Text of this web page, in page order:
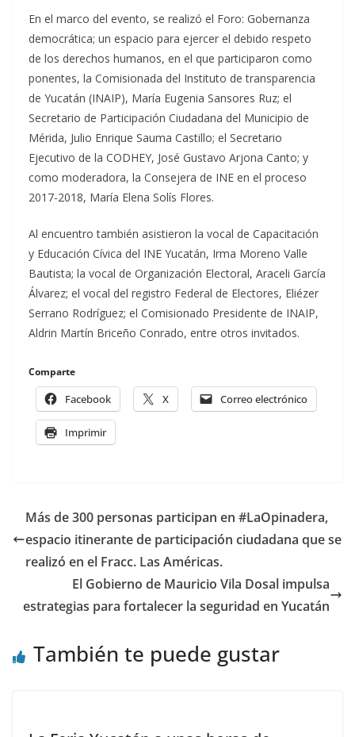
En el marco del evento, se realizó el Foro: Gobernanza
democrática; un espacio para ejercer el debido respeto
de los derechos humanos, en el que participaron como
ponentes, la Comisionada del Instituto de transparencia
de Yucatán (INAIP), María Eugenia Sansores Ruz; el
Secretario de Participación Ciudadana del Municipio de
Mérida, Julio Enrique Sauma Castillo; el Secretario
Ejecutivo de la CODHEY, José Gustavo Arjona Canto; y
como moderadora, la Consejera de INE en el proceso
2017-2018, María Elena Solís Flores.
Al encuentro también asistieron la vocal de Capacitación
y Educación Cívica del INE Yucatán, Irma Moreno Valle
Bautista; la vocal de Organización Electoral, Araceli García
Álvarez; el vocal del registro Federal de Electores, Eliézer
Serrano Rodríguez; el Comisionado Presidente de INAIP,
Aldrin Martín Briceño Conrado, entre otros invitados.
Comparte
Facebook X Correo electrónico
Imprimir
Más de 300 personas participan en #LaOpinadera,
espacio itinerante de participación ciudadana que se
realizó en el Fracc. Las Américas.
El Gobierno de Mauricio Vila Dosal impulsa
estrategias para fortalecer la seguridad en Yucatán
También te puede gustar